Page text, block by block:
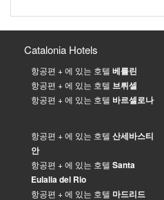
Catalonia Hotels
항공편 + 에 있는 호텔 베를린
항공편 + 에 있는 호텔 브뤼셀
항공편 + 에 있는 호텔 바르셀로나
항공편 + 에 있는 호텔 산세바스티
안
항공편 + 에 있는 호텔 Santa
Eulalia del Rio
항공편 + 에 있는 호텔 마드리드